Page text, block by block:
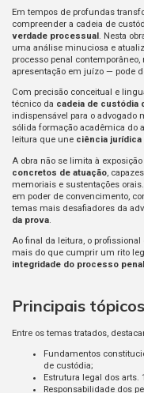
Em tempos de profundas
compreender a cadeia de
verdade processual . Nesta
uma análise minuciosa e
processo penal
apresentação em juízo — pode
Com precisão conceitual e
técnico da cadeia de custódia
indispensável para o advogado
sólida formação acadêmica do
leitura que une ciência
A obra não se limita à
concretos de atuação ,
memoriais e sustentações
em poder de convencimento,
temas mais desafiadores da
da prova
Ao final da leitura, o
mais do que cumprir um rito
integridade do processo penal
Principais
Entre os temas tratados,
Fundamentos
de custódia;
Estrutura legal dos arts.
Responsabilidade dos